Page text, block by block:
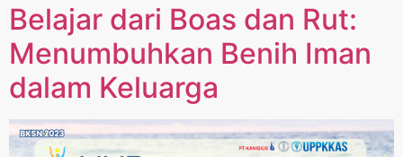
Belajar dari Boas dan Rut:
Menumbuhkan Benih Iman
dalam Keluarga